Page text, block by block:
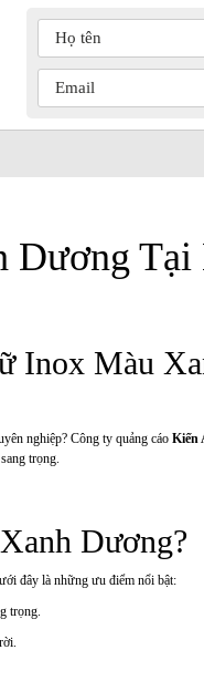
Dương
Inox Màu
nghiệp? Công ty quảng cáo Kiến
trọng.
Dương?
đây là những ưu điểm nổi bật:
trọng.